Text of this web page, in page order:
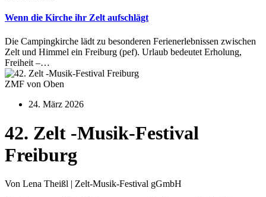
Wenn die Kirche ihr Zelt aufschlägt
Die Campingkirche lädt zu besonderen Ferienerlebnissen zwischen
Zelt und Himmel ein Freiburg (pef). Urlaub bedeutet Erholung,
Freiheit –…
ZMF von Oben
24. März 2026
42. Zelt -Musik-Festival
Freiburg
Von Lena Theißl | Zelt-Musik-Festival gGmbH